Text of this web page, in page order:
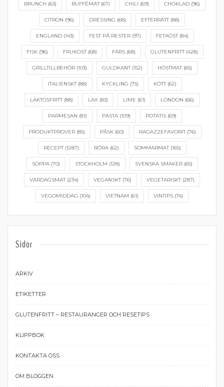
BRUNCH (63) BUFFÉMAT(67) CHILI (69) CHOKLAD (96)
CITRON (96) DRESSING (68) EFTERRÄTT(88)
ENGLAND(143) FEST PÅ RESTER(97) FETAOST(84)
FISK(96) FRUKOST(68) FÄRS(68) GLUTENFRITT(428)
GRILLTILLBEHÖR (103) GULDKANT(152) HÖSTMAT(65)
ITALIENSKT(88) KYCKLING (75) KÖTT(62)
LAKTOSFRITT(88) LAX (83) LIME (61) LONDON (66)
PARMESAN (81) PASTA(109) POTATIS(69)
PRODUKTPROVER(85) PÅSK(60) RAGAZZEFAVORIT(76)
RECEPT(1287) RÖRA(62) SOMMARMAT(165)
SOPPA(70) STOCKHOLM (128) SVENSKA SMAKER(65)
VARDAGSMAT(234) VEGANSKT(76) VEGETARISKT(287)
VEGOMIDDAG (104) VIETNAM (61) VINTIPS (74)
Sidor
ARKIV
ETIKETTER
GLUTENFRITT – RESTAURANGER OCH RESETIPS
KLIPPBOK
KONTAKTA OSS
OM BLOGGEN